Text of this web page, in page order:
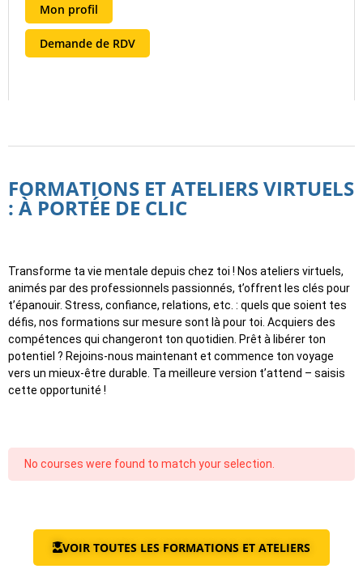
Mon profil
Demande de RDV
FORMATIONS ET ATELIERS VIRTUELS
: À PORTÉE DE CLIC
Transforme ta vie mentale depuis chez toi ! Nos ateliers virtuels,
animés par des professionnels passionnés, t’offrent les clés pour
t’épanouir. Stress, confiance, relations, etc. : quels que soient tes
défis, nos formations sur mesure sont là pour toi. Acquiers des
compétences qui changeront ton quotidien. Prêt à libérer ton
potentiel ? Rejoins-nous maintenant et commence ton voyage
vers un mieux-être durable. Ta meilleure version t’attend – saisis
cette opportunité !
No courses were found to match your selection.
VOIR TOUTES LES FORMATIONS ET ATELIERS